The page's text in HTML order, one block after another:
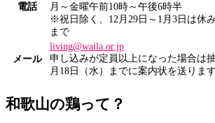
電話
月～金曜午前10時～午後6時半
※祝日除く、12月29日～1月3日は休
まで
メール
living@waila.or.jp
申し込みが定員以上になった場合は
月18日（水）までに案内状を送りま
和歌山の鶏って？